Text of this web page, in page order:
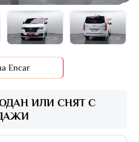
ИЛИ СНЯТ С
Encar